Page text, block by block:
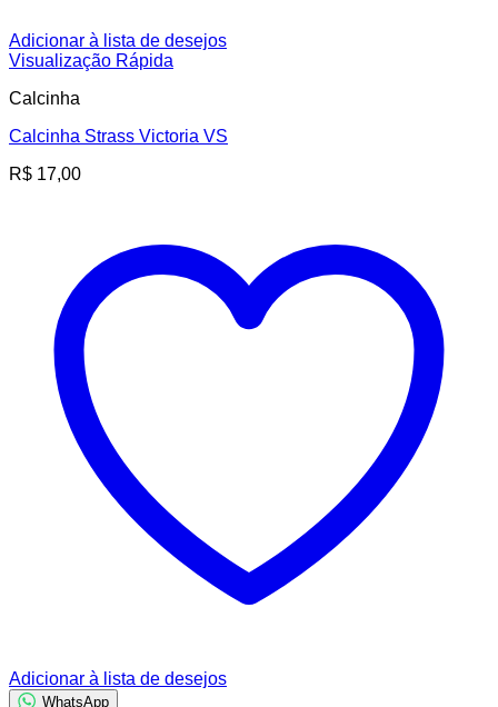
Adicionar à lista de desejos
Visualização Rápida
Calcinha
Calcinha Strass Victoria VS
R$ 17,00
Adicionar à lista de desejos
WhatsApp